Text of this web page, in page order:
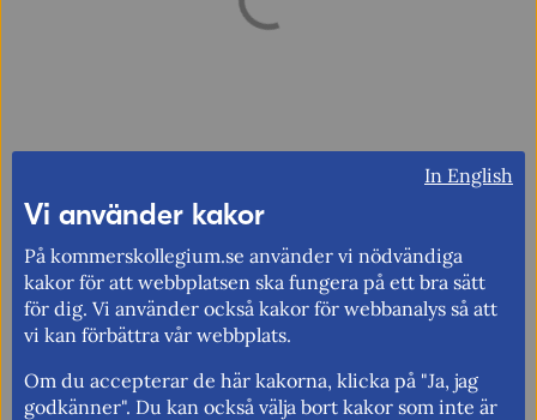
Förändringen avser perioden efter april 2025 till senaste
tillgängliga månad och jämförs med motsvarande
period föregående år. Den procentuella förändringen är
beräknad utifrån värden i löpande priser i respektive
valuta: Sverige i SEK, EU i EUR och USA i USD.
In English
Vi använder kakor
På kommerskollegium.se använder vi nödvändiga
kakor för att webbplatsen ska fungera på ett bra sätt
för dig. Vi använder också kakor för webbanalys så att
vi kan förbättra vår webbplats.
Om du accepterar de här kakorna, klicka på "Ja, jag
godkänner". Du kan också välja bort kakor som inte är